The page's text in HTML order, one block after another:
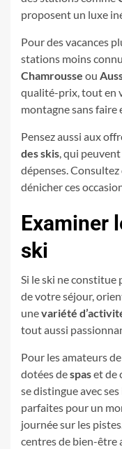
proposent un luxe
Pour des vacances
stations moins
Chamrousse ou
qualité-prix, tout en
montagne sans
Pensez aussi aux
des skis, qui
dépenses.
dénicher ces
Examiner
ski
Si le ski ne
de votre séjour,
unevariété
tout aussi
Pour les amateurs
dotées despaset de
se distingue avec
parfaites pour un
journée sur les
centres de bien-être